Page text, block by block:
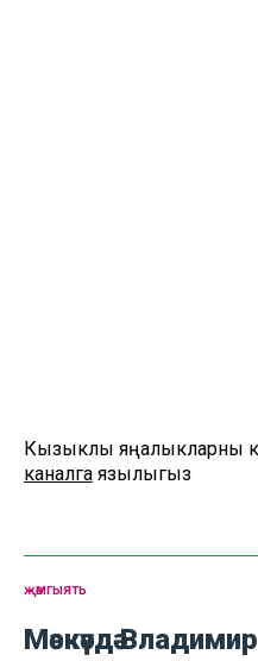
Кызыклы яңалыкларны
каналга язылыгыз
җәмгыять
Мәскәүдә